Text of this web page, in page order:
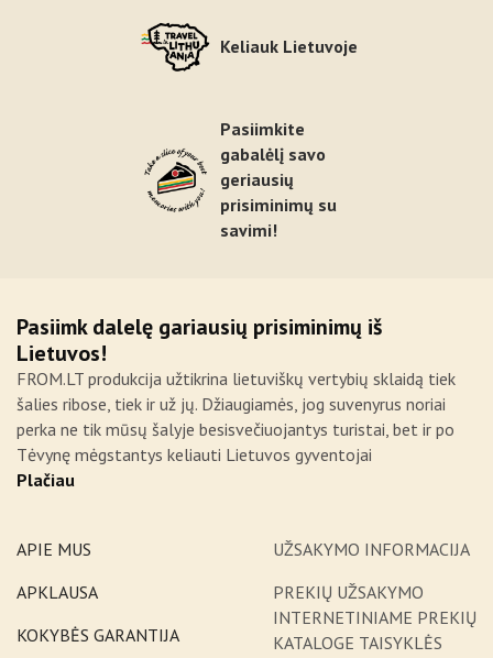
Keliauk Lietuvoje
Pasiimkite
gabalėlį savo
geriausių
prisiminimų su
savimi!
Pasiimk dalelę gariausių prisiminimų iš
Lietuvos!
FROM.LT produkcija užtikrina lietuviškų vertybių sklaidą tiek
šalies ribose, tiek ir už jų. Džiaugiamės, jog suvenyrus noriai
perka ne tik mūsų šalyje besisvečiuojantys turistai, bet ir po
Tėvynę mėgstantys keliauti Lietuvos gyventojai
Plačiau
APIE MUS
APKLAUSA
KOKYBĖS GARANTIJA
UŽSAKYMO INFORMACIJA
PREKIŲ UŽSAKYMO
INTERNETINIAME PREKIŲ
KATALOGE TAISYKLĖS